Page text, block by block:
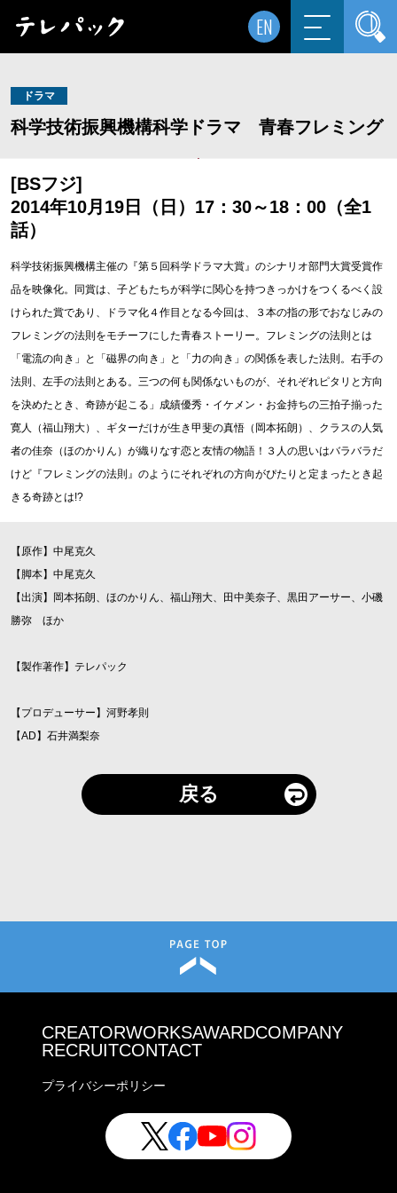
EN
ドラマ
科学技術振興機構科学ドラマ 青春フレミング
[BSフジ]
2014年10月19日（日）17：30～18：00（全1
話）
科学技術振興機構主催の『第５回科学ドラマ大賞』のシナリオ部門大賞受賞作
品を映像化。同賞は、子どもたちが科学に関心を持つきっかけをつくるべく設
けられた賞であり、ドラマ化４作目となる今回は、３本の指の形でおなじみの
フレミングの法則をモチーフにした青春ストーリー。フレミングの法則とは
「電流の向き」と「磁界の向き」と「力の向き」の関係を表した法則。右手の
法則、左手の法則とある。三つの何も関係ないものが、それぞれピタリと方向
を決めたとき、奇跡が起こる」成績優秀・イケメン・お金持ちの三拍子揃った
寛人（福山翔大）、ギターだけが生き甲斐の真悟（岡本拓朗）、クラスの人気
者の佳奈（ほのかりん）が織りなす恋と友情の物語！３人の思いはバラバラだ
けど『フレミングの法則』のようにそれぞれの方向がぴたりと定まったとき起
きる奇跡とは!?
【原作】中尾克久
【脚本】中尾克久
【出演】岡本拓朗、ほのかりん、福山翔大、田中美奈子、黒田アーサー、小磯
勝弥 ほか
【製作著作】テレパック
【プロデューサー】河野孝則
【AD】石井満梨奈
戻る
CREATORWORKSAWARDCOMPANY
RECRUITCONTACT
プライバシーポリシー